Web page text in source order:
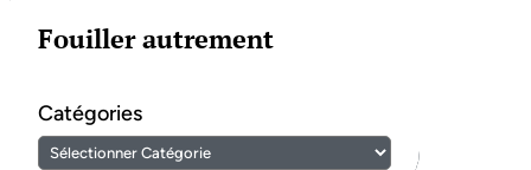
Fouiller autrement
Catégories